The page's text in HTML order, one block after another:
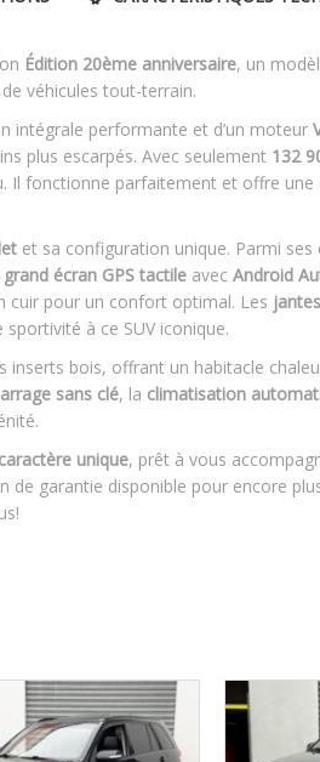
Édition 20ème anniversaire, un
véhicules tout-terrain.
intégrale performante et d’un moteur
plus escarpés. Avec seulement 132
Il fonctionne parfaitement et offre une
et sa configuration unique. Parmi
grand écran GPS tactile avec Android
cuir pour un confort optimal. Les
à ce SUV iconique.
inserts bois, offrant un habitacle
sans clé, la climatisation
caractère unique, prêt à vous
de garantie disponible pour encore